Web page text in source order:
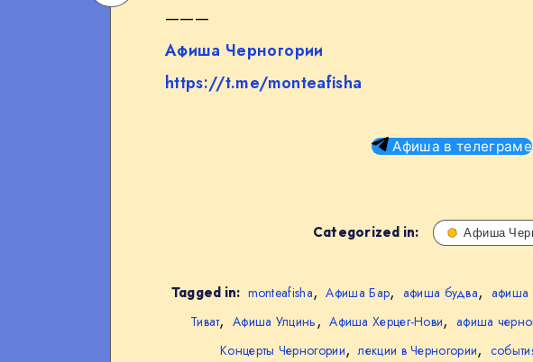
———
Афиша Черногории
https://t.me/monteafisha
Афиша в телеграме
Categorized in: Афиша
Tagged in: monteafisha, Афиша Бар, афиша будва, афиша
Тиват, Афиша Улцинь, Афиша Херцег-Нови, афиша
Концерты Черногории, лекции в Черногории,